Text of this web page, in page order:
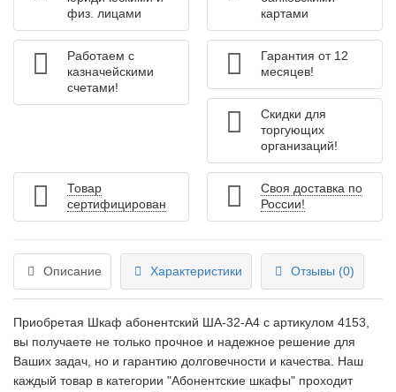
физ. лицами
картами
Работаем с
казначейскими
счетами!
Гарантия от 12
месяцев!
Скидки для
торгующих
организаций!
Товар
сертифицирован
Своя доставка по
России!
Описание Характеристики Отзывы (0)
Приобретая Шкаф абонентский ША-32-А4 c артикулом 4153,
вы получаете не только прочное и надежное решение для
Ваших задач, но и гарантию долговечности и качества. Наш
каждый товар в категории "Абонентские шкафы" проходит